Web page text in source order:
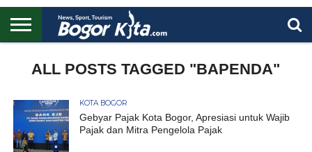
UTAMA
ALL POSTS TAGGED "BAPENDA"
KOTA BOGOR
Gebyar Pajak Kota Bogor, Apresiasi untuk Wajib
Pajak dan Mitra Pengelola Pajak